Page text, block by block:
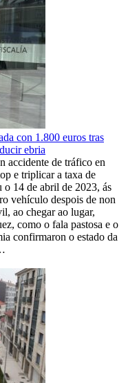
con 1.800 euros tras
ebria
accidente de tráfico en
e triplicar a taxa de
o 14 de abril de 2023, ás
vehículo despois de non
ao chegar ao lugar,
como o fala pastosa e o
confirmaron o estado da